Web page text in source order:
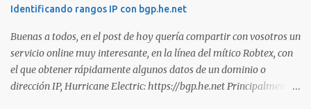
certificaciones existentes hoy en día, elegir la adecuada puede
certificaciones que consideramos como opciones sólidas para
aquellos que desean especializarse en el área de la seguridad
ofensiva. Todas ellas son totalmente prácticas y su examen simula
un escenario real en el que se deben comprometer diversos activos,
Identificando rangos IP con bgp.he.net
Buenas a todos, en el post de hoy quería compartir con vosotros un
servicio online muy interesante, en la línea del mítico Robtex, con
el que obtener rápidamente algunos datos de un dominio o
dirección IP, Hurricane Electric: https://bgp.he.net Principalmente